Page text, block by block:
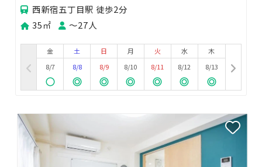
西新宿五丁目駅 徒歩2分
35㎡
〜27人
金
8/7
土
8/8
日
8/9
月
8/10
火
8/11
水
8/12
木
8/13